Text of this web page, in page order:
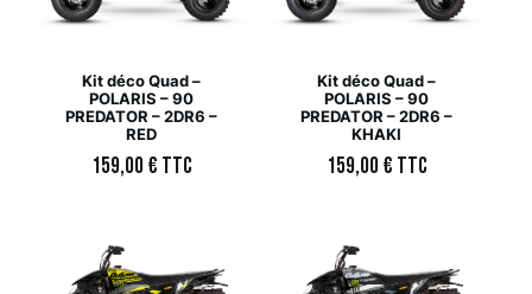
Kit déco Quad –
POLARIS – 90
PREDATOR – 2DR6 –
RED
159,00€ TTC
Kit déco Quad –
POLARIS – 90
PREDATOR – 2DR6 –
KHAKI
159,00€ TTC